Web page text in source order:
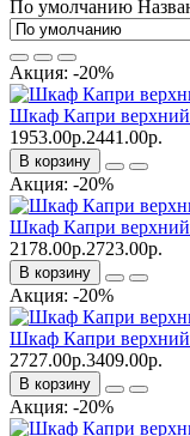
По умолчанию
Акция: -20%
Шкаф Капри верхний
1953.00р.2441.00р.
В корзину
Акция: -20%
Шкаф Капри верхний
2178.00р.2723.00р.
В корзину
Акция: -20%
Шкаф Капри верхний
2727.00р.3409.00р.
В корзину
Акция: -20%